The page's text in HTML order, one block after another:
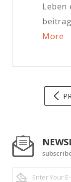
Leben
More